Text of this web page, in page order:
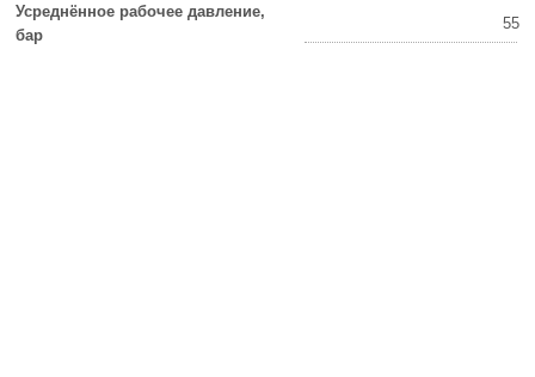
Усреднённое рабочее давление,
бар
55